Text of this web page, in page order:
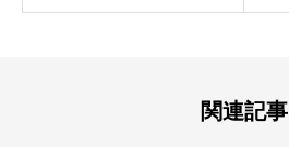
関連記事